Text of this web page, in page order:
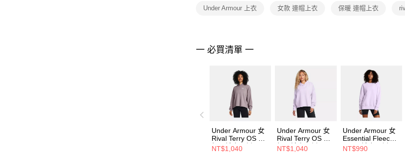
Under Armour 上衣 女款 連帽上衣 保暖 連帽上衣
一 必買清單 一
Under Armour 女
Rival Terry OS 連
帽長袖套頭衫
NT$1,040
Under Armour 女
Rival Terry OS 連
帽長袖套頭衫
NT$1,040
Under Armour 女
Essential Fleece
OS 長袖套頭衫
NT$990